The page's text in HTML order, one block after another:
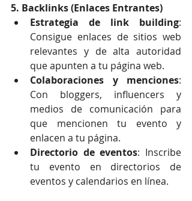
5. Backlinks (Enlaces Entrantes)
Estrategia de link building:
Consigue enlaces de sitios web
relevantes y de alta autoridad
que apunten a tu página web.
Colaboraciones y menciones:
Con bloggers, influencers y
medios de comunicación para
que mencionen tu evento y
enlacen a tu página.
Directorio de eventos: Inscribe
tu evento en directorios de
eventos y calendarios en línea.